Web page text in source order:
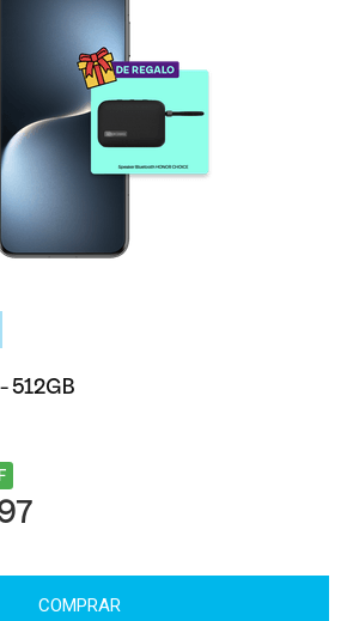
512GB
COMPRAR